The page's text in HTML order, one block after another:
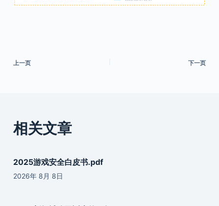
上一页 下一页
相关文章
2025游戏安全白皮书.pdf
2026年 8月 8日